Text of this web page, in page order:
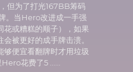
但为了打光167BB筹码
。当Hero改进成一手强
花或糟糕的顺子），如果
被更好的成手牌击溃。
够便宜看翻牌时才用垃圾
花费了5 ......